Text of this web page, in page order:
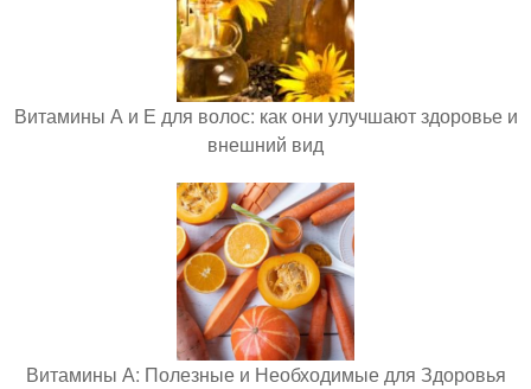
Витамины А и Е для волос: как они улучшают здоровье и
внешний вид
Витамины А: Полезные и Необходимые для Здоровья